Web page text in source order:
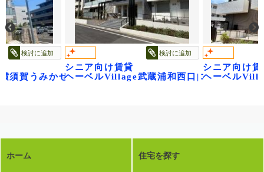
検討に追加
須賀うみかぜ公園
検討に追加
シニア向け賃貸
ヘーベルVillage武蔵浦和西口|コンフォート
シニア向け賃
ヘーベル
ホーム 住宅を探す